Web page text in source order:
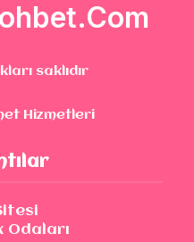
saklıdır
Hizmetleri
Odaları